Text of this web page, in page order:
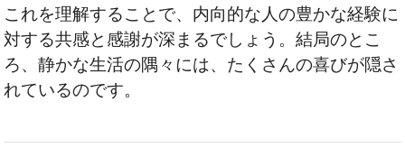
これを理解することで、内向的な人の豊かな経験に
対する共感と感謝が深まるでしょう。結局のとこ
ろ、静かな生活の隅々には、たくさんの喜びが隠さ
れているのです。